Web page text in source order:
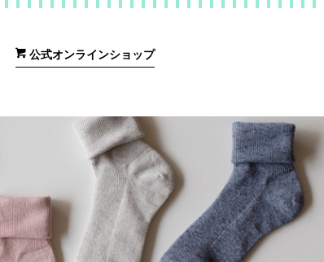
公式オンラインショップ